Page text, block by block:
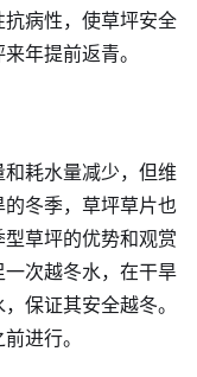
病性，使草坪安全
年提前返青。
耗水量减少，但维
冬季，草坪草片也
草坪的优势和观赏
次越冬水，在干旱
保证其安全越冬。
进行。